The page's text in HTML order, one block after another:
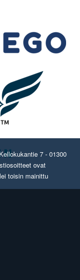
7 - 01300
ovat
toisin mainittu